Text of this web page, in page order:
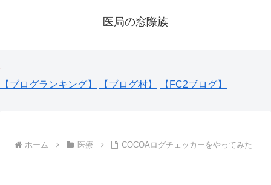
医局の窓際族
【ブログランキング】 【ブログ村】 【FC2ブログ】
ホーム 医療 COCOAログチェッカーをやってみた